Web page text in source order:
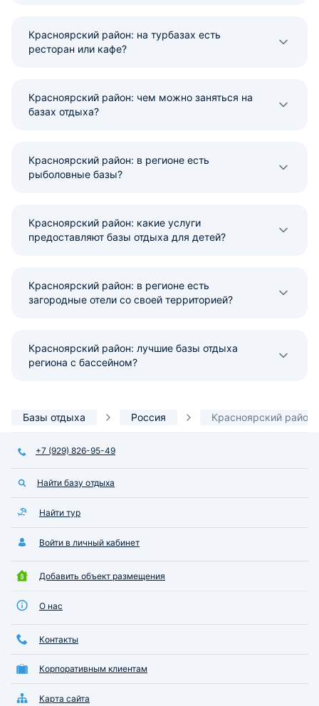
Красноярский район: на турбазах есть
ресторан или кафе?
Красноярский район: чем можно заняться на
базах отдыха?
Красноярский район: в регионе есть
рыболовные базы?
Красноярский район: какие услуги
предоставляют базы отдыха для детей?
Красноярский район: в регионе есть
загородные отели со своей территорией?
Красноярский район: лучшие базы отдыха
региона с бассейном?
Базы отдыха Россия Красноярский район
+7 (929) 826-95-49
Найти базу отдыха
Найти тур
Войти в личный кабинет
Добавить объект размещения
О нас
Контакты
Корпоративным клиентам
Карта сайта